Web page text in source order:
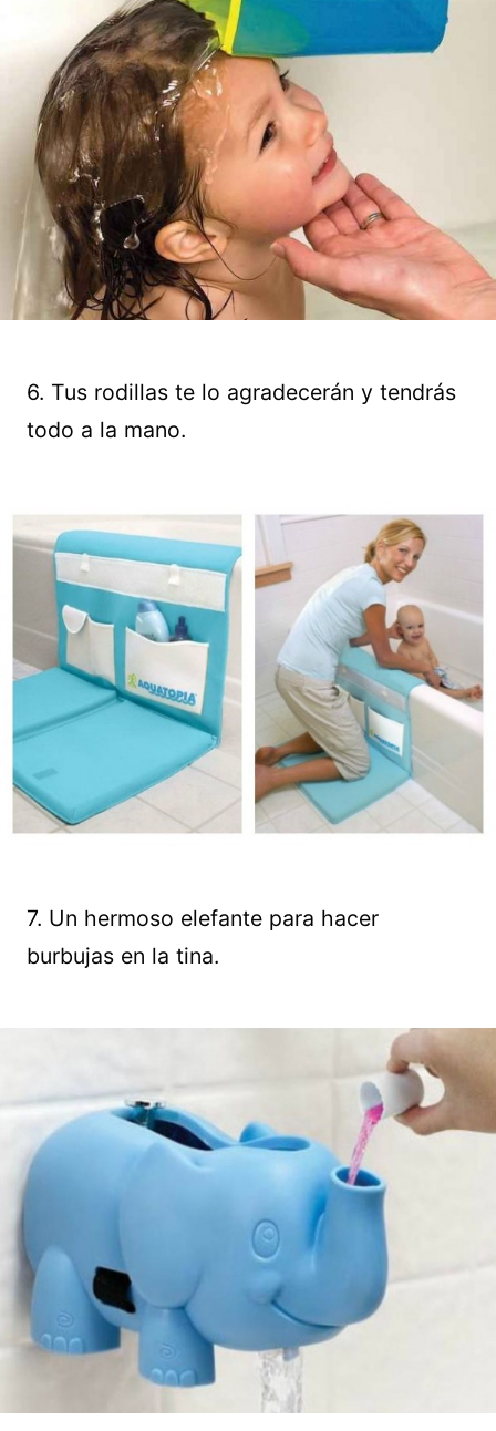
6. Tus rodillas te lo agradecerán y tendrás
todo a la mano.
7. Un hermoso elefante para hacer
burbujas en la tina.